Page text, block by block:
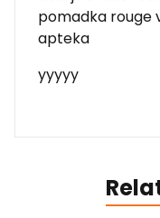
pomadka rouge
apteka
yyyyy